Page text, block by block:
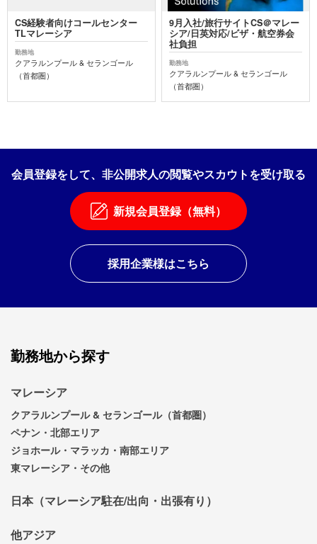
CS経験者向けコールセンター
TLマレーシア
勤務地
クアラルンプール & セランゴール
（首都圏）
9月入社/旅行サイトCS＠マレー
シア/日英対応/ビザ・航空券会
社負担
勤務地
クアラルンプール & セランゴール
（首都圏）
会員登録をして、非公開求人の閲覧やスカウトを受け取る
新規会員登録（無料）
採用企業様はこちら
勤務地から探す
マレーシア
クアラルンプール & セランゴール（首都圏）
ペナン・北部エリア
ジョホール・マラッカ・南部エリア
東マレーシア・その他
日本（マレーシア駐在/出向・出張有り）
他アジア